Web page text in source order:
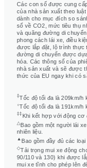
Các con số được cung
của nhà sản xuất theo
dành cho mục đích so
số về CO2, mức tiêu thụ
và quãng đường di
phong cách lái xe, điều
được lắp đặt, lộ trình thực
đường di chuyển được
hóa. Các thông số của
nhà sản xuất và sẽ được
thức của EU ngay khi có
‡Tốc độ tối đa là 209km/h
⬨Tốc độ tối đa là 191km/h
‡‡ Khi kết hợp với động cơ
△ Bao gồm một người lái
nhiên liệu.
▲ Bao gồm đầy đủ các
◇Tải trọng mui xe động
90/110 và 130) khi được
mui xe tĩnh cho phép lên